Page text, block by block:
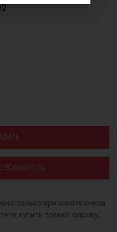
только при заказе очков
купить только оправу,